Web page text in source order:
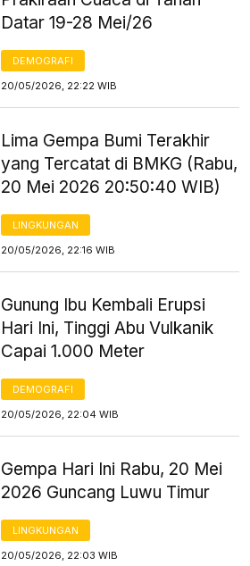
Datar 19-28 Mei/26
DEMOGRAFI
20/05/2026, 22:22 WIB
Lima Gempa Bumi Terakhir
yang Tercatat di BMKG (Rabu,
20 Mei 2026 20:50:40 WIB)
LINGKUNGAN
20/05/2026, 22:16 WIB
Gunung Ibu Kembali Erupsi
Hari Ini, Tinggi Abu Vulkanik
Capai 1.000 Meter
DEMOGRAFI
20/05/2026, 22:04 WIB
Gempa Hari Ini Rabu, 20 Mei
2026 Guncang Luwu Timur
LINGKUNGAN
20/05/2026, 22:03 WIB